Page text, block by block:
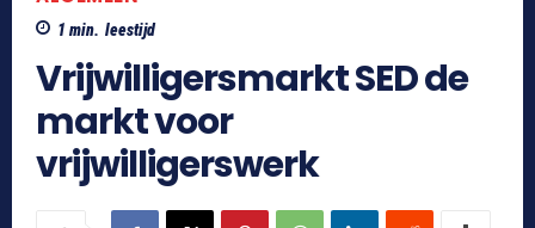
1 min. leestijd
Vrijwilligersmarkt SED de
markt voor
vrijwilligerswerk